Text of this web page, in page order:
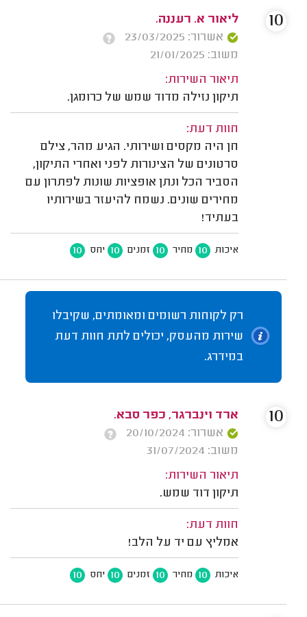
ליאור א. רעננה.
אשרור: 23/03/2025
משוב: 21/01/2025
תיאור השירות:
תיקון נזילה מדוד שמש של כרומגן.
חוות דעת:
חן היה מקסים ושירותי. הגיע מהר, צילם
סרטונים של הצינורות לפני ואחרי התיקון,
הסביר הכל ונתן אופציות שונות לפתרון עם
מחירים שונים. נשמח להיעזר בשירותיו
בעתיד!
איכות 10 מחיר 10 זמנים 10 יחס 10
10
רק לקוחות רשומים ומאומתים, שקיבלו
שירות מהעסק, יכולים לתת חוות דעת
במידרג.
ארד וינברגר, כפר סבא.
אשרור: 20/10/2024
משוב: 31/07/2024
תיאור השירות:
תיקון דוד שמש.
חוות דעת:
אמליץ עם יד על הלב!
איכות 10 מחיר 10 זמנים 10 יחס 10
10